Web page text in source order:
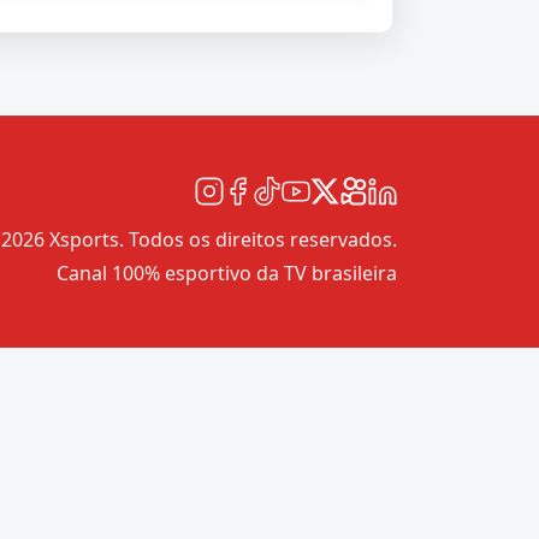
Xsports. Todos os direitos reservados.
Canal 100% esportivo da TV brasileira